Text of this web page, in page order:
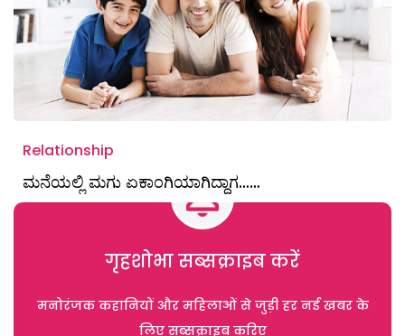
Relationship
ಮನೆಯಲ್ಲಿ ಮಗು ಏಕಾಂಗಿಯಾಗಿದ್ದಾಗ……
गृहशोभा सब्सक्राइब करें
मनोरंजक कहानियों और महिलाओं से जुड़ी हर नई खबर के
लिए सब्सक्राइब करिए